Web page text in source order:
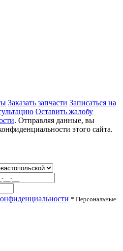
Заказать запчасти Записаться на
Оставить жалобу
. Отправляя данные, вы
этого сайта.
* Персональные